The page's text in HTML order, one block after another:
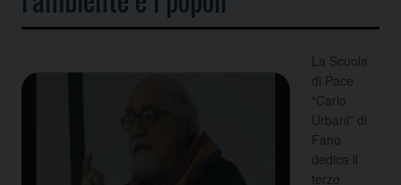
La Scuola
di Pace
“Carlo
Urbani” di
Fano
dedica il
terzo